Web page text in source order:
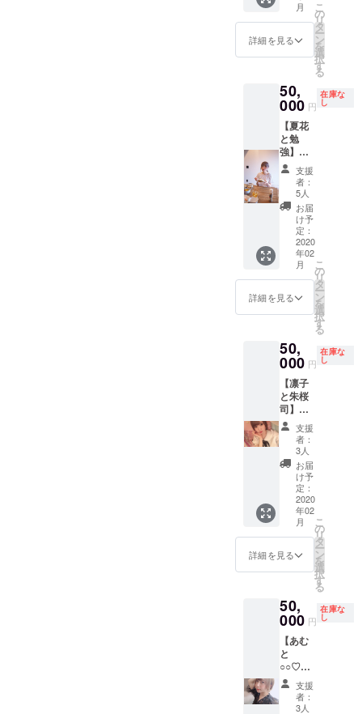
年12
月〜
2020年
かしら
に
Support
ただき
ます！
ンで
す！ 下
記、画
像添付
からホ
お選び
いただ
けま
す。
モーニ
ング・
ラン
チ・
ディ
ナーの
中から
お選び
いただ
けま
す。 備
考欄
に、記
す！ ※
ホテル
前待ち
合わせ
（現地
集合現
地解
散） ※
お食事
代は、
ご支援
者様
分・
キャス
ト分を
ご負担
下さい
無しで
大丈夫
です）
※同行者
あり（2
時間）
※リター
ンは、
2020年
月
詳細を見る
こ
の
リ
タ
ー
ン
を
選
択
す
る
50,
000 円
在庫な
し
【夏花
と勉
強】
コース
囲碁サ
ロン・
そば打
ち・陶
芸・図
書館・
しいた
けセン
ターの
中から
お選び
下さい
※お勉強
費用
は、ご
支援者
様・
キャス
ト分を
ご負担
下さい
ませ。
（同行
者分は
無しで
大丈夫
です）
※現地集
合・現
しま
す。 ※
同行者
あり（2
時間）
※リター
ンは、
2020年
2月〜5
支援
者：
5人
お届
け予
定：
2020
年02
月
詳細を見る
こ
の
リ
タ
ー
ン
を
選
択
す
る
50,
000 円
在庫な
し
【凛子
と朱桜
司】
コース
凛子と
日本橋
巡り・
凛子と
サーモ
ンを食
べなが
らオタ
トーー
ク・凛
子と
デュ
（エ
ミュリ
ボンに
て2時間
貸切）
の中か
ら一つ
お選び
下さい
支援
者：
3人
お届
け予
定：
2020
年02
月
詳細を見る
こ
の
リ
タ
ー
ン
を
選
択
す
る
50,
000 円
在庫な
し
【あむ
と
○○♡】
コース
カラオ
ケでブ
支援
者：
3人